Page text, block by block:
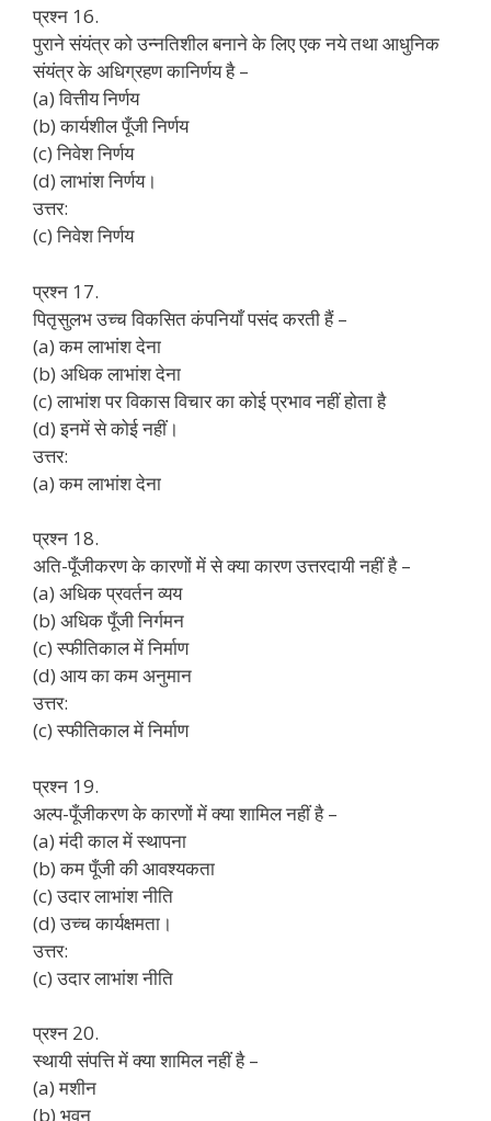
प्रश्न 16.
पुराने संयंत्र को उन्नतिशील बनाने के लिए एक नये तथा आधुनिक
संयंत्र के अधिग्रहण कानिर्णय है –
(a) वित्तीय निर्णय
(b) कार्यशील पूँजी निर्णय
(c) निवेश निर्णय
(d) लाभांश निर्णय।
उत्तर:
(c) निवेश निर्णय
प्रश्न 17.
पितृसुलभ उच्च विकसित कंपनियाँ पसंद करती हैं –
(a) कम लाभांश देना
(b) अधिक लाभांश देना
(c) लाभांश पर विकास विचार का कोई प्रभाव नहीं होता है
(d) इनमें से कोई नहीं।
उत्तर:
(a) कम लाभांश देना
प्रश्न 18.
अति-पूँजीकरण के कारणों में से क्या कारण उत्तरदायी नहीं है –
(a) अधिक प्रवर्तन व्यय
(b) अधिक पूँजी निर्गमन
(c) स्फीतिकाल में निर्माण
(d) आय का कम अनुमान
उत्तर:
(c) स्फीतिकाल में निर्माण
प्रश्न 19.
अल्प-पूँजीकरण के कारणों में क्या शामिल नहीं है –
(a) मंदी काल में स्थापना
(b) कम पूँजी की आवश्यकता
(c) उदार लाभांश नीति
(d) उच्च कार्यक्षमता।
उत्तर:
(c) उदार लाभांश नीति
प्रश्न 20.
स्थायी संपत्ति में क्या शामिल नहीं है –
(a) मशीन
(b) भवन